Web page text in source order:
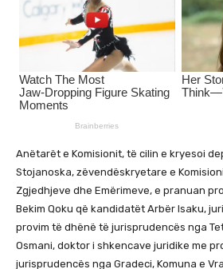
Anëtarët e Komisionit, të cilin e kryesoi
Stojanoska, zëvendëskryetare e
Zgjedhjeve dhe Emërimeve, e pranuan
Bekim Qoku që kandidatët Arbër Isaku,
provim të dhënë të jurisprudencës nga
Osmani, doktor i shkencave juridike me
jurisprudencës nga Gradeci, Komuna e